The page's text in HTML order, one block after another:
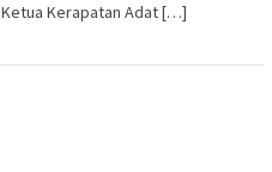
Ketua Kerapatan Adat […]